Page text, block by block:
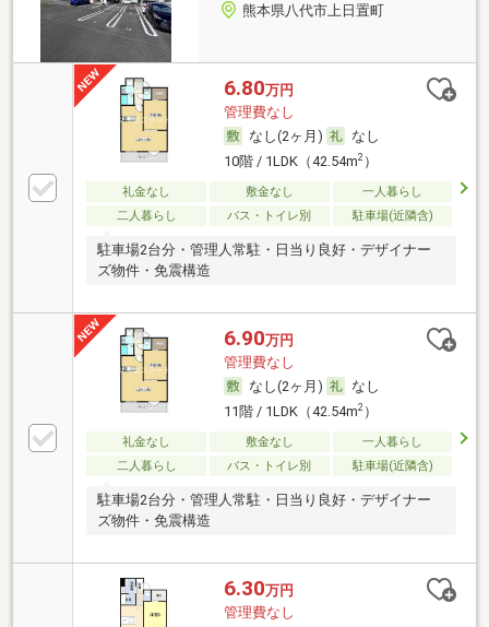
熊本県八代市上日置町
6.80万円
管理費なし
なし(2ヶ月)
なし
10階 / 1LDK（42.54m2）
礼金なし 敷金なし
一人暮らし
二人暮らし
バス・トイレ別 駐車場(近隣含)
駐車場2台分・管理人常駐・日当り良好・デザイナー
ズ物件・免震構造
6.90万円
管理費なし
なし(2ヶ月)
なし
11階 / 1LDK（42.54m2）
礼金なし 敷金なし
一人暮らし
二人暮らし
バス・トイレ別 駐車場(近隣含)
駐車場2台分・管理人常駐・日当り良好・デザイナー
ズ物件・免震構造
6.30万円
管理費なし